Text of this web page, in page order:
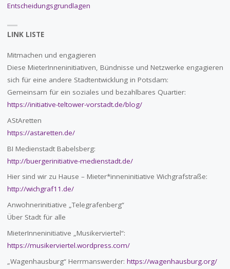
Entscheidungsgrundlagen
LINK LISTE
Mitmachen und engagieren
Diese MieterInneninitiativen, Bündnisse und Netzwerke engagieren
sich für eine andere Stadtentwicklung in Potsdam:
Gemeinsam für ein soziales und bezahlbares Quartier:
https://initiative-teltower-vorstadt.de/blog/
AStAretten
https://astaretten.de/
BI Medienstadt Babelsberg:
http://buergerinitiative-medienstadt.de/
Hier sind wir zu Hause – Mieter*inneninitiative Wichgrafstraße:
http://wichgraf11.de/
Anwohnerinitiative „Telegrafenberg“
Über Stadt für alle
MieterInneninitiative „Musikerviertel“:
https://musikerviertel.wordpress.com/
„Wagenhausburg“ Herrmanswerder: https://wagenhausburg.org/